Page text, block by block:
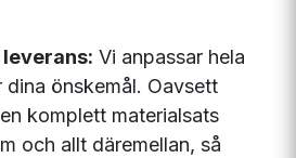
Vi anpassar hela
dina önskemål. Oavsett
komplett materialsats
och allt däremellan, så